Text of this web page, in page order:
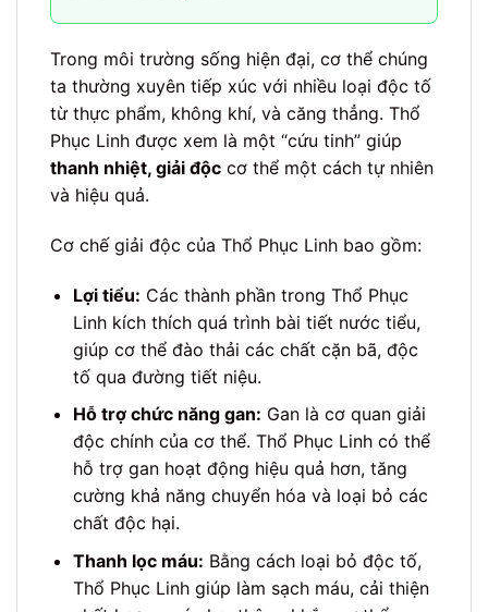
Trong môi trường sống hiện đại, cơ thể chúng
ta thường xuyên tiếp xúc với nhiều loại độc tố
từ thực phẩm, không khí, và căng thẳng. Thổ
Phục Linh được xem là một “cứu tinh” giúp
thanh nhiệt, giải độc cơ thể một cách tự nhiên
và hiệu quả.
Cơ chế giải độc của Thổ Phục Linh bao gồm:
Lợi tiểu: Các thành phần trong Thổ Phục
Linh kích thích quá trình bài tiết nước tiểu,
giúp cơ thể đào thải các chất cặn bã, độc
tố qua đường tiết niệu.
Hỗ trợ chức năng gan: Gan là cơ quan giải
độc chính của cơ thể. Thổ Phục Linh có thể
hỗ trợ gan hoạt động hiệu quả hơn, tăng
cường khả năng chuyển hóa và loại bỏ các
chất độc hại.
Thanh lọc máu: Bằng cách loại bỏ độc tố,
Thổ Phục Linh giúp làm sạch máu, cải thiện